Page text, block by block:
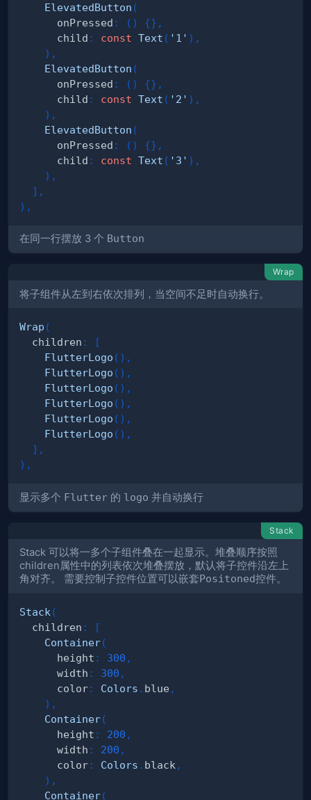
ElevatedButton (
      onPressed
: ( ) {} ,
      child
: const Text ( '1' ) ,
) ,
ElevatedButton (
      onPressed
: ( ) {} ,
      child
: const Text ( '2' ) ,
) ,
ElevatedButton (
      onPressed
: ( ) {} ,
      child
: const Text ( '3' ) ,
) ,
] ,
) ,
在同一行摆放 3 个 Button
Wrap
将子组件从左到右依次排列，当空间不足时自动换行。
Wrap (
  children
:
[
FlutterLogo ( ) ,
FlutterLogo ( ) ,
FlutterLogo ( ) ,
FlutterLogo ( ) ,
FlutterLogo ( ) ,
FlutterLogo ( ) ,
] ,
) ,
显示多个 Flutter 的 logo 并自动换行
Stack
Stack 可以将一多个子组件叠在一起显示。堆叠顺序按照
children属性中的列表依次堆叠摆放，默认将子控件沿左上
角对齐。 需要控制子控件位置可以嵌套Positoned控件。
Stack (
  children
:
[
Container(
      height
: 300 ,
      width
: 300 ,
      color
: Colors . blue ,
) ,
Container(
      height
: 200 ,
      width
: 200 ,
      color
: Colors . black ,
) ,
Container(